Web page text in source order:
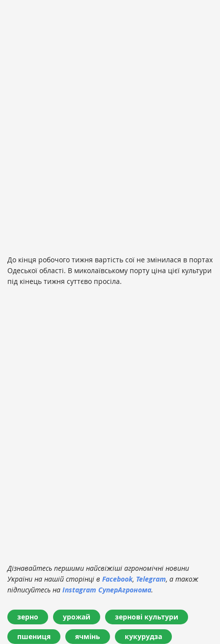
До кінця робочого тижня вартість сої не змінилася в портах
Одеської області. В миколаївському порту ціна цієї культури
під кінець тижня суттєво просіла.
Дізнавайтесь першими найсвіжіші агрономічні новини
України на нашій сторінці в Facebook, Telegram, а також
підписуйтесь на Instagram СуперАгронома.
зерно урожай зернові культури
пшениця ячмінь кукурудза